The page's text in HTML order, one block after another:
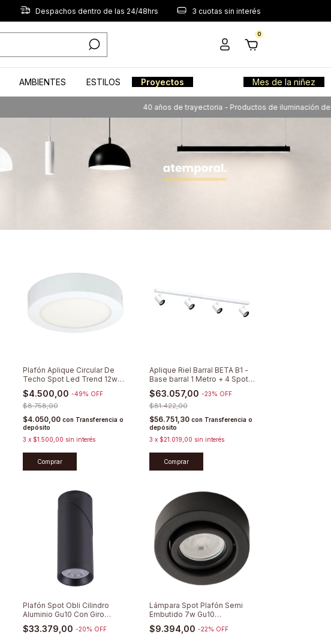
Despachos dentro de las 24/48hrs 3 cuotas sin interés
0
AMBIENTES ESTILOS Proyectos Mes de la niñez
40 años de trayectoria - Productos de iluminación de calidad a tu
Plafón Aplique Circular De
Techo Spot Led Trend 12w
Lumenac
$4.500,00 -49% OFF
$8.758,00
$4.050,00 con Transferencia o
depósito
3 x $1.500,00 sin interés
Comprar
Aplique Riel Barral BETA B1 -
Base barral 1 Metro + 4 Spots
Direccionables
$63.057,00 -23% OFF
$81.422,00
$56.751,30 con Transferencia o
depósito
3 x $21.019,00 sin interés
Comprar
Plafón Spot Obli Cilindro
Aluminio Gu10 Con Giro
Minimalista
$33.379,00 -20% OFF
Lámpara Spot Plafón Semi
Embutido 7w Gu10
Dimerizable
$9.394,00 -22% OFF